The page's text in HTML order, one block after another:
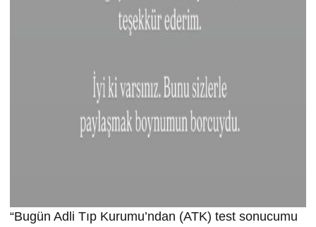
“Bugün Adli Tıp Kurumu’ndan (ATK) test sonucumu